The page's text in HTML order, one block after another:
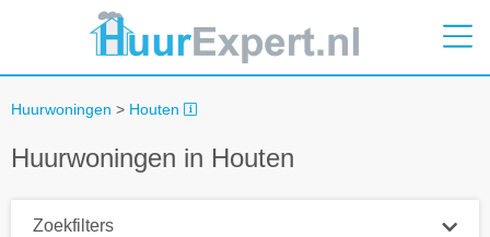
Huurwoningen > Houten
Huurwoningen in Houten
Zoekfilters